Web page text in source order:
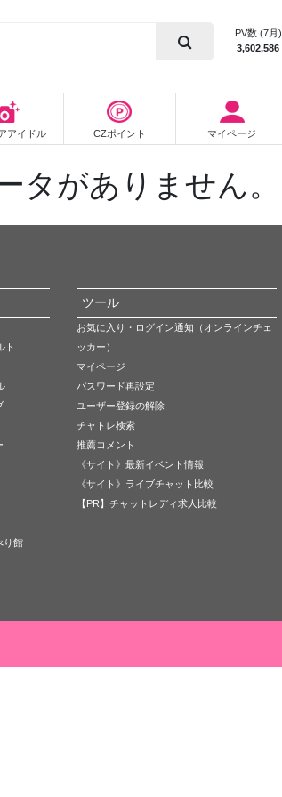
PV数 (7月)
3,602,586
アイドル CZポイント マイページ
タがありません。
ト
り館
ツール
お気に入り・ログイン通知（オンラインチェ
ッカー）
マイページ
パスワード再設定
ユーザー登録の解除
チャトレ検索
推薦コメント
《サイト》最新イベント情報
《サイト》ライブチャット比較
【PR】チャットレディ求人比較